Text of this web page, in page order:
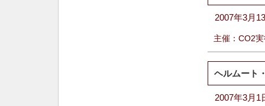
2007年3月
主催：CO2
ヘルムート
2007年3月